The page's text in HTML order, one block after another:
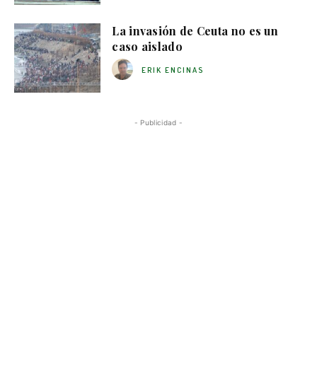
La invasión de Ceuta no es un
caso aislado
ERIK ENCINAS
- Publicidad -